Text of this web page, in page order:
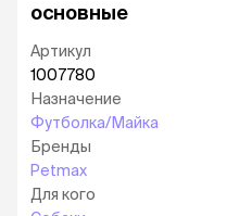
основные
Артикул
1007780
Назначение
Футболка/Майка
Бренды
Petmax
Для кого